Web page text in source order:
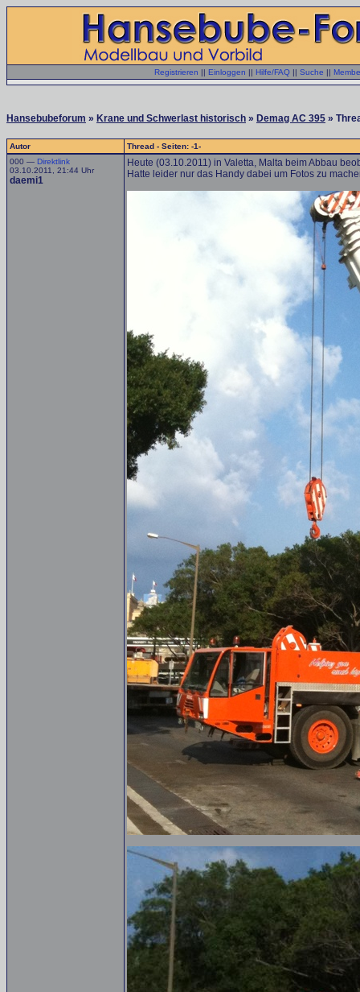
Registrieren || Einloggen || Hilfe/FAQ || Suche ||
Hansebubeforum » Krane und Schwerlast historisch » Demag AC 395 »
Autor
Thread - Seiten: -1-
000 — Direktlink
03.10.2011, 21:44 Uhr
daemi1
Heute (03.10.2011) in Valetta, Malta beim Abbau
Hatte leider nur das Handy dabei um Fotos zu